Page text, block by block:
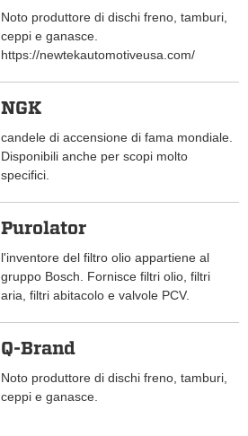
Noto produttore di dischi freno, tamburi,
ceppi e ganasce.
https://newtekautomotiveusa.com/
NGK
candele di accensione di fama mondiale.
Disponibili anche per scopi molto
specifici.
Purolator
l'inventore del filtro olio appartiene al
gruppo Bosch. Fornisce filtri olio, filtri
aria, filtri abitacolo e valvole PCV.
Q-Brand
Noto produttore di dischi freno, tamburi,
ceppi e ganasce.